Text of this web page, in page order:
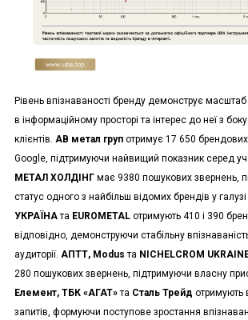
Рівень впізнаваності бренду демонструє масштаб
в інформаційному просторі та інтерес до неї з
клієнтів. АВ метал групотримує 17 650 брендових
Google, підтримуючи найвищий показник серед
МЕТАЛ ХОЛДІНГмає 9380 пошукових звернень,
статус одного з найбільш відомих брендів у галузі
УКРАЇНАта EUROMETAL отримують 410 і 390
відповідно, демонструючи стабільну
аудиторії. АПТТ, Modus та NICHELCROM
280 пошукових звернень, підтримуючи власну
Елемент, ТБК «АГАТ»та Сталь Трейд отримують
запитів, формуючи поступове зростання